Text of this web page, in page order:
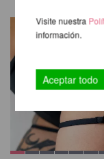
Visite nuestra
información.
Aceptar todo